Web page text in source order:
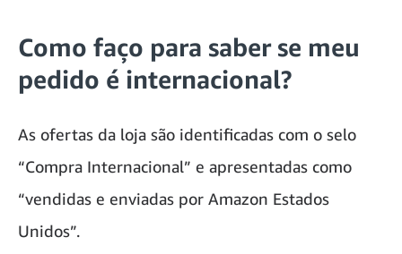
Como faço para saber se meu
pedido é internacional?
As ofertas da loja são identificadas com o selo
“Compra Internacional” e apresentadas como
“vendidas e enviadas por Amazon Estados
Unidos”.